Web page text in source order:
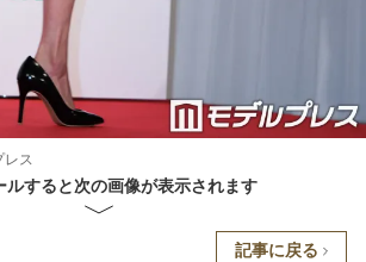
ス
ルすると次の画像が表示されます
記事に戻る